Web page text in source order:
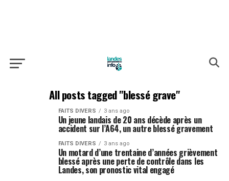
All posts tagged "blessé grave"
FAITS DIVERS 3 ans ago
Un jeune landais de 20 ans décède après un
accident sur l’A64, un autre blessé gravement
FAITS DIVERS 3 ans ago
Un motard d’une trentaine d’années grièvement
blessé après une perte de contrôle dans les
Landes, son pronostic vital engagé